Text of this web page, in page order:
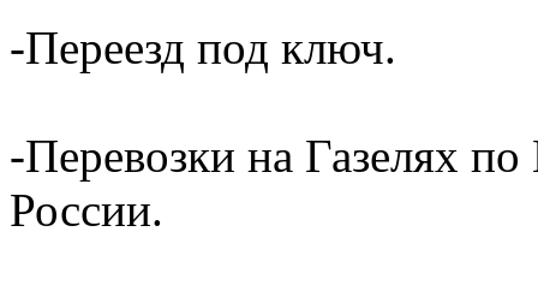
-Переезд под ключ.
-Перевозки на Газелях
России.